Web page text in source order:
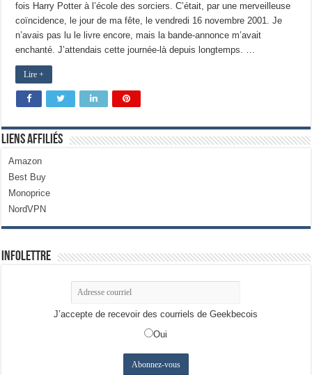
fois Harry Potter à l’école des sorciers. C’était, par une merveilleuse
coïncidence, le jour de ma fête, le vendredi 16 novembre 2001. Je
n’avais pas lu le livre encore, mais la bande-annonce m’avait
enchanté. J’attendais cette journée-là depuis longtemps. …
Lire +
Liens Affiliés
Amazon
Best Buy
Monoprice
NordVPN
Infolettre
J’accepte de recevoir des courriels de Geekbecois
Oui